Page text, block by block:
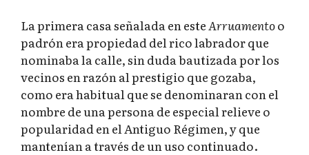
La primera casa señalada en este Arruamentoo
padrón era propiedad del rico labrador que
nominaba la calle, sin duda bautizada por los
vecinos en razón al prestigio que gozaba,
como era habitual que se denominaran con el
nombre de una persona de especial relieve o
popularidad en el Antiguo Régimen, y que
mantenían a través de un uso continuado.